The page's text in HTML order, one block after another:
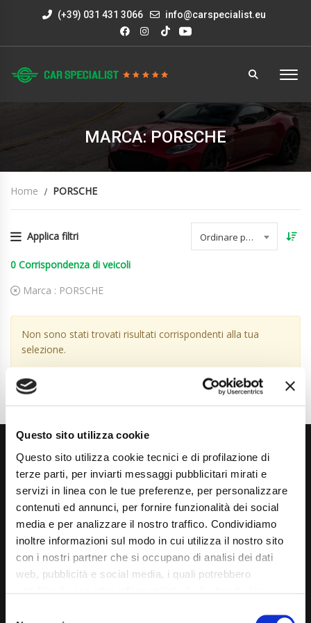
Questo sito utilizza cookie
Questo sito utilizza cookie tecnici e di profilazione di
terze parti, per inviarti messaggi pubblicitari mirati e
servizi in linea con le tue preferenze, per personalizzare
contenuti ed annunci, per fornire funzionalità dei social
media e per analizzare il nostro traffico. Condividiamo
inoltre informazioni sul modo in cui utilizza il nostro sito
con i nostri partner che si occupano di analisi dei dati
web, pubblicità e social media, i quali potrebbero
(+39) 031 431 3066 info@carspecialist.eu
MARCA: PORSCHE
Home PORSCHE
Applica filtri Ordinare per data
0 Corrispondenza di veicoli
Marca : PORSCHE
Non sono stati trovati risultati corrispondenti alla tua
selezione.
Via Giuditta Pasta 2, Como (CO) 22100
(+39) 031 431 3066
info@carspecialist.eu